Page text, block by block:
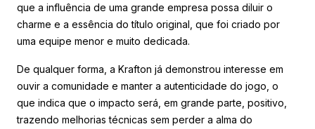
que a influência de uma grande empresa possa diluir o
charme e a essência do título original, que foi criado por
uma equipe menor e muito dedicada.
De qualquer forma, a Krafton já demonstrou interesse em
ouvir a comunidade e manter a autenticidade do jogo, o
que indica que o impacto será, em grande parte, positivo,
trazendo melhorias técnicas sem perder a alma do